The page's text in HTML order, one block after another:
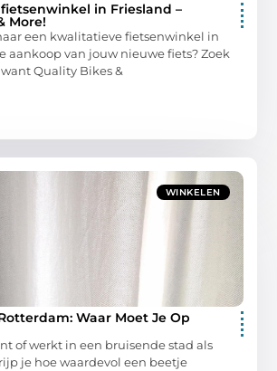
in Friesland –
More!
een kwalitatieve fietsenwinkel in
aankoop van jouw nieuwe fiets? Zoek
Quality Bikes &
WINKELEN
Waar Moet Je Op
of werkt in een bruisende stad als
je hoe waardevol een beetje